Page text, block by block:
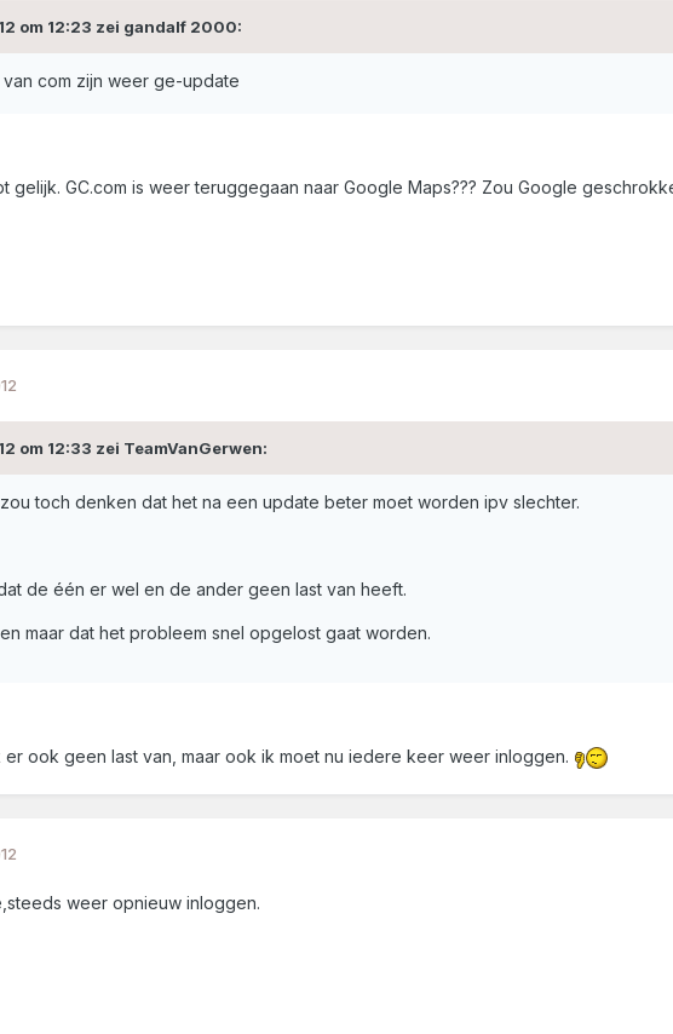
om 12:23 zei gandalf 2000:
com zijn weer ge-update
gelijk. GC.com is weer teruggegaan naar Google Maps??? Zou Google
om 12:33 zei TeamVanGerwen:
toch denken dat het na een update beter moet worden ipv slechter.
de één er wel en de ander geen last van heeft.
maar dat het probleem snel opgelost gaat worden.
er ook geen last van, maar ook ik moet nu iedere keer weer inloggen.
weer opnieuw inloggen.